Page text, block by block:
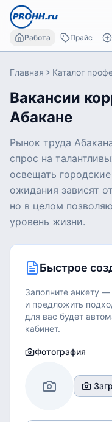
Работа Прайс
Главная Каталог
Вакансии
Абакане
Рынок труда
спрос на
освещать
ожидания зависят
но в целом
уровень жизни.
Быстрое
Заполните анкету —
и предложить
для вас будет
кабинет.
Фотография